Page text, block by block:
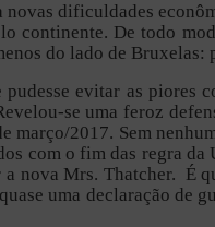
dificuldades
continente. De todo
do lado de Bruxelas:
evitar as
se uma feroz
2017. Sem
com o fim das regra
Mrs. Thatcher. É
uma declaração de